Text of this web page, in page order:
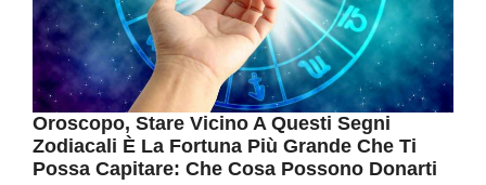
Oroscopo, Stare Vicino A Questi Segni
Zodiacali È La Fortuna Più Grande Che Ti
Possa Capitare: Che Cosa Possono Donarti